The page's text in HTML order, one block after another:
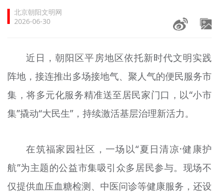
文明实践
未成年人思想道德建设
榜样人物
+
身边好人
北京宣传文化引导基金
宣传思想文化人才
北京朝阳文明网
2026-06-30
近日，朝阳区平房地区依托新时代文明实践
阵地，接连推出多场接地气、聚人气的便民服务市
集，将多元化服务精准送至居民家门口，以“小市
集”撬动“大民生”，持续激活基层治理新活力。
在筑福家园社区，一场以“夏日清凉·健康护
航”为主题的公益市集吸引众多居民参与。现场不
仅提供血压血糖检测、中医问诊等健康服务，还设